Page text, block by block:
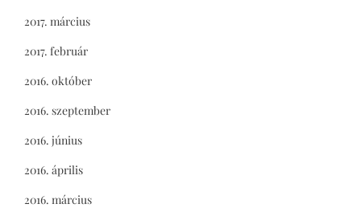
2017. március
2017. február
2016. október
2016. szeptember
2016. június
2016. április
2016. március